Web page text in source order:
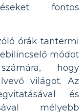
fontos
órák tantermi
módot
hogy
világot. Az
és
mélyebb